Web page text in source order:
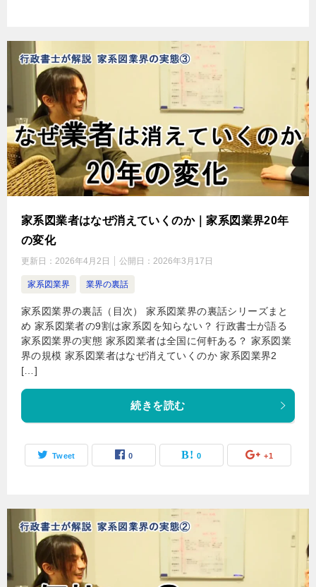
家系図業者はなぜ消えていくのか｜家系図業界20年
の変化
更新日： 2026年4月2日 公開日： 2026年3月17日
家系図業界 業界の裏話
家系図業界の裏話（目次） 家系図業界の裏話シリーズまと
め 家系図業者の9割は家系図を知らない？ 行政書士が語る
家系図業界の実態 家系図業者は全国に何軒ある？ 家系図業
界の規模 家系図業者はなぜ消えていくのか 家系図業界2
[…]
続きを読む
Tweet 0 0 +1